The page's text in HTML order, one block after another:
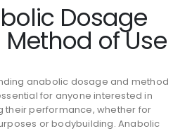
Dosage
of Use
anabolic dosage and method
for anyone interested in
their performance, whether for
or bodybuilding. Anabolic